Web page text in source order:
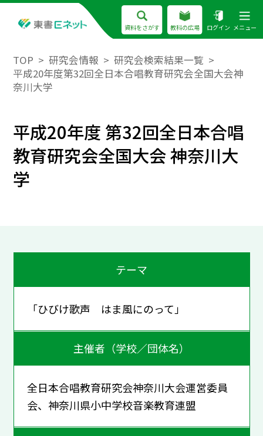
資料をさがす 教科の広場 ログイン メニュー
TOP 研究会情報
研究会検索結果一覧
平成20年度第32回全日本合唱教育研究会全国大会神
奈川大学
平成20年度 第32回全日本合唱
教育研究会全国大会 神奈川大
学
テーマ
「ひびけ歌声 はま風にのって」
主催者（学校／団体名）
全日本合唱教育研究会神奈川大会運営委員
会、神奈川県小中学校音楽教育連盟